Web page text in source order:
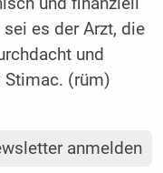
es der Arzt, die
und
Stimac. (rüm)
anmelden